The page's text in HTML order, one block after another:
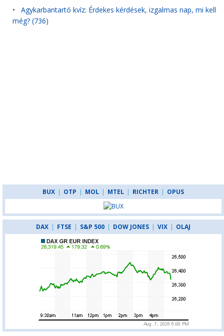
• Agykarbantartó kvíz: Érdekes kérdések, izgalmas nap, mi kell
még? (736)
BUX | OTP | MOL | MTEL | RICHTER | OPUS
DAX | FTSE | S&P 500 | DOW JONES | VIX | OLAJ